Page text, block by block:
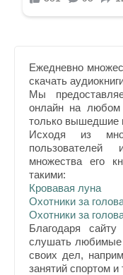
Ежедневно
скачать
Мы
онлайн на любом
только вышедшие
Исходя из
множества его
такими:
Кровавая луна
Охотники за
Охотники за
Благодаря
слушать любимые
своих дел,
занятий спортом и